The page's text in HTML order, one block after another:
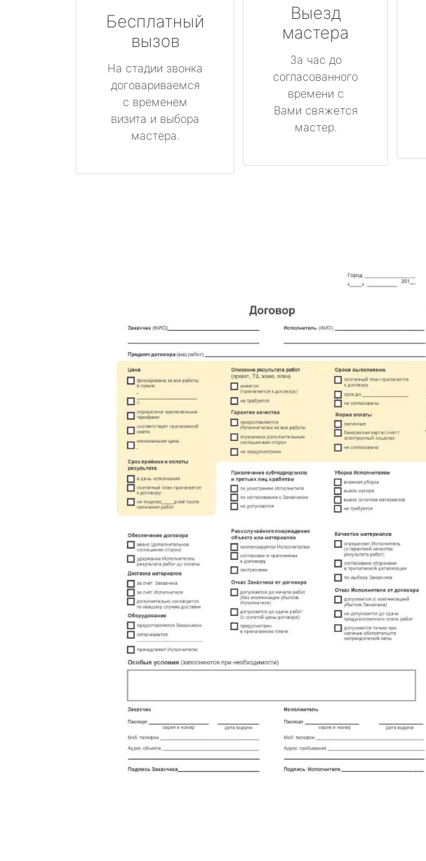
Бесплатный
вызов
На стадии звонка
договариваемся
с временем
визита и выбора
мастера.
Выезд
мастера
За час до
согласованного
времени с
Вами свяжется
мастер.